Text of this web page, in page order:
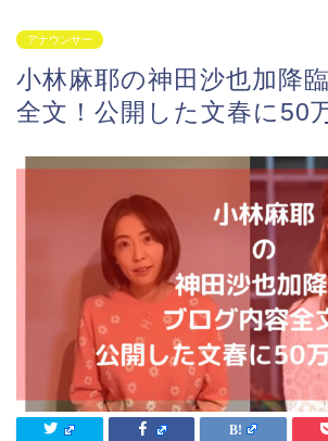
アナウンサー
小林麻耶の神田沙也加降
全文！公開した文春に50